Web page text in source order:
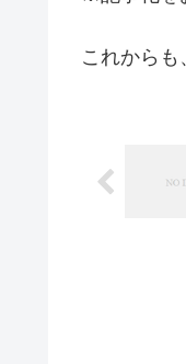
これからも